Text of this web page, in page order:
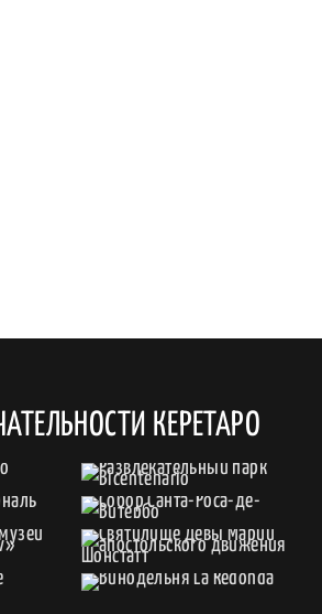
КЕРЕТАРО